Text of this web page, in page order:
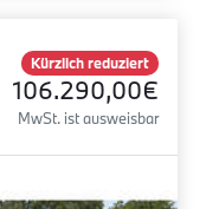
Kürzlich reduziert
106.290,00€
MwSt. ist ausweisbar